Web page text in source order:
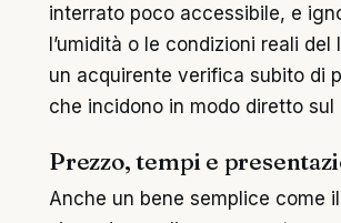
interrato poco accessibile, e
l’umidità o le condizioni reali del
un acquirente verifica subito di
che incidono in modo diretto sul
Prezzo, tempi e
Anche un bene semplice come